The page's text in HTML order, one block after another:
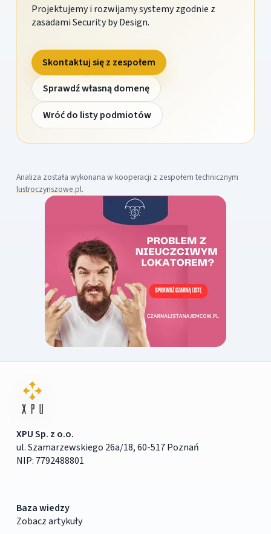
Projektujemy i rozwijamy systemy zgodnie z
zasadami Security by Design.
Skontaktuj się z zespołem
Sprawdź własną domenę
Wróć do listy podmiotów
Analiza została wykonana w kooperacji z zespołem technicznym
lustroczynszowe.pl.
XPU Sp. z o.o.
ul. Szamarzewskiego 26a/18, 60-517 Poznań
NIP: 7792488801
Baza wiedzy
Zobacz artykuły